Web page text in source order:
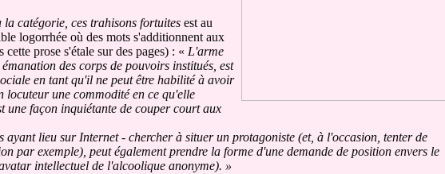
la catégorie, ces trahisons fortuitesest au
logorrhée où des mots s'additionnent aux
prose s'étale sur des pages) : « L'arme
des corps de pouvoirs institués, est
en tant qu'il ne peut être habilité à avoir
locuteur une commodité en ce qu'elle
une façon inquiétante de couper court aux
lieu sur Internet - chercher à situer un protagoniste (et, à l'occasion, tenter de
par exemple), peut également prendre la forme d'une demande de position envers le
intellectuel de l'alcoolique anonyme). »